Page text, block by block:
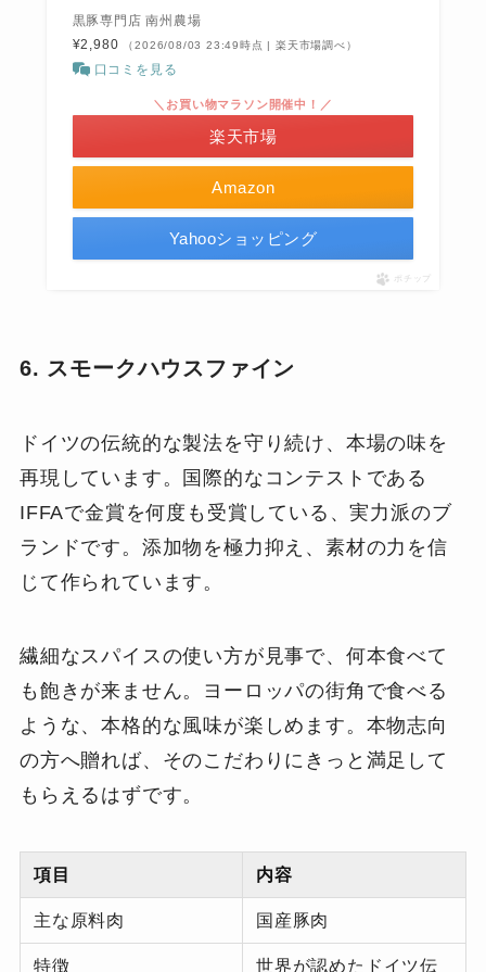
黒豚専門店 南州農場
¥2,980
（2026/08/03 23:49時点 | 楽天市場調べ）
口コミを見る
Amazon
＼お買い物マラソン開催中！／
楽天市場
Yahooショッピング
ポチップ
6. スモークハウスファイン
ドイツの伝統的な製法を守り続け、本場の味を
再現しています。国際的なコンテストである
IFFAで金賞を何度も受賞している、実力派のブ
ランドです。添加物を極力抑え、素材の力を信
じて作られています。
繊細なスパイスの使い方が見事で、何本食べて
も飽きが来ません。ヨーロッパの街角で食べる
ような、本格的な風味が楽しめます。本物志向
の方へ贈れば、そのこだわりにきっと満足して
もらえるはずです。
項目 内容
主な原料肉 国産豚肉
特徴
世界が認めたドイツ伝